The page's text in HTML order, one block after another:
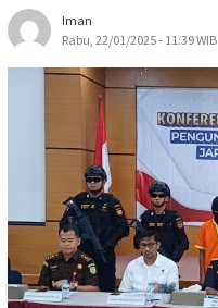
Iman
Rabu, 22/01/2025 - 11:39 WIB